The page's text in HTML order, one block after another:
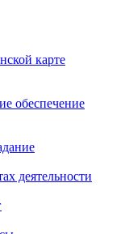
карте
обеспечение
деятельности